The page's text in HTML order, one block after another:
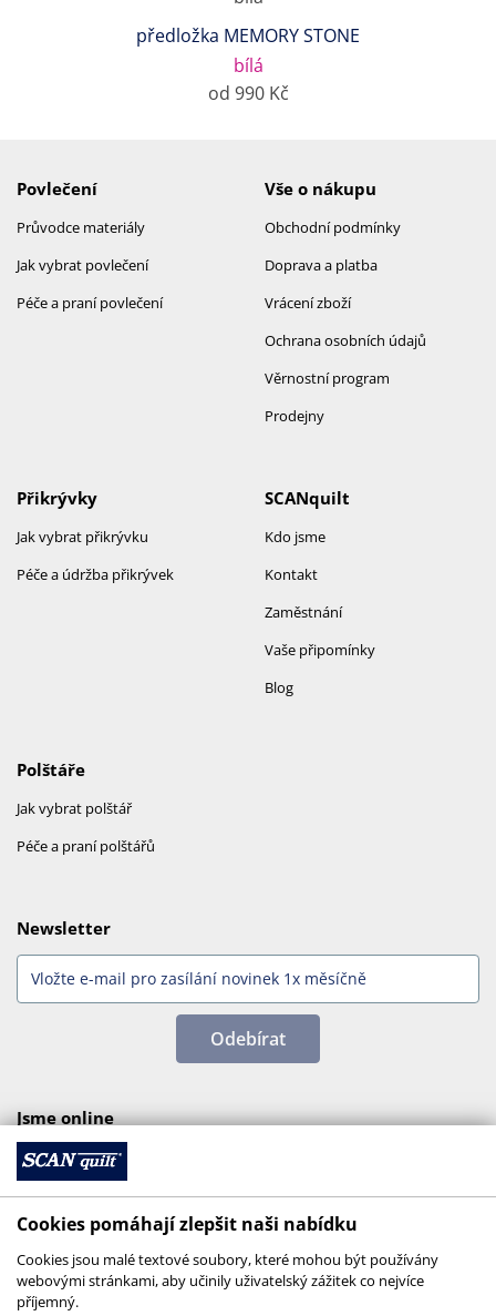
předložka MEMORY STONE
bílá
od 990 Kč
Povlečení
Průvodce materiály
Jak vybrat povlečení
Péče a praní povlečení
Vše o nákupu
Obchodní podmínky
Doprava a platba
Vrácení zboží
Ochrana osobních údajů
Věrnostní program
Prodejny
SCANquilt
Kdo jsme
Kontakt
Zaměstnání
Vaše připomínky
Blog
Přikrývky
Jak vybrat přikrývku
Péče a údržba přikrývek
Polštáře
Jak vybrat polštář
Péče a praní polštářů
Newsletter
Odebírat
Jsme online
Cookies pomáhají zlepšit naši nabídku
Cookies jsou malé textové soubory, které mohou být používány
webovými stránkami, aby učinily uživatelský zážitek co nejvíce
příjemný.